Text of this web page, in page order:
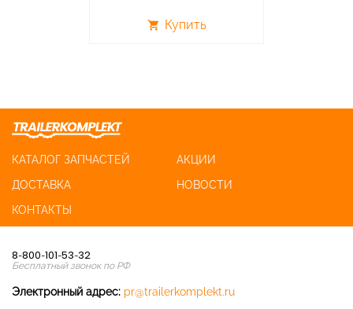
shopping_cart Купить
КАТАЛОГ ЗАПЧАСТЕЙ
АКЦИИ
ДОСТАВКА
НОВОСТИ
КОНТАКТЫ
8-800-101-53-32
Бесплатный звонок по РФ
Электронный адрес: pr@trailerkomplekt.ru